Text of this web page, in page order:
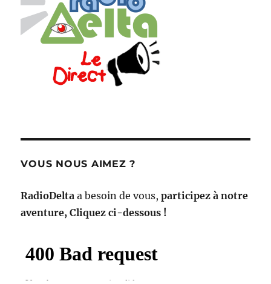
VOUS NOUS AIMEZ ?
RadioDelta a besoin de vous,participez à notre
aventure, Cliquez ci-dessous !